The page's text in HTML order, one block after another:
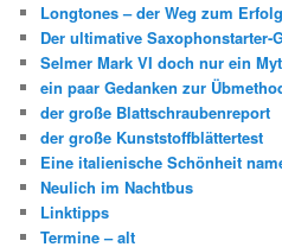
Longtones – der Weg zum Erfolg
Der ultimative Saxophonstarter-
Selmer Mark VI doch nur ein
ein paar Gedanken zur
der große Blattschraubenreport
der große Kunststoffblättertest
Eine italienische Schönheit
Neulich im Nachtbus
Linktipps
Termine – alt